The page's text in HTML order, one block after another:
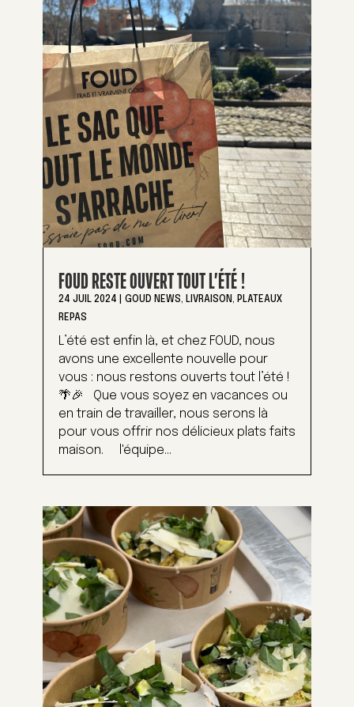
FOUD RESTE OUVERT TOUT L’ÉTÉ !
24 JUIL 2024 GOUD NEWS, LIVRAISON, PLATEAUX
REPAS
L’été est enfin là, et chez FOUD, nous
avons une excellente nouvelle pour
vous : nous restons ouverts tout l’été !
🌴🎉 Que vous soyez en vacances ou
en train de travailler, nous serons là
pour vous offrir nos délicieux plats faits
maison. l'équipe...